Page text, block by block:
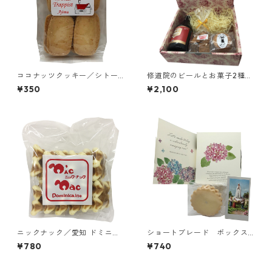
ココナッツクッキー／シトー
会 安心院（あじむ）トラピ
スチヌ修道院
¥350
修道院のビールとお菓子2種詰
め合わせセット／シメイレッ
ド、クッキーミックス、ガレ
¥2,100
ニックナック／愛知 ドミニコ
会 聖ヨゼフ修道院
¥780
ショートブレード ボックス
（紫陽花）／聖血礼拝修道
会 聖ヨゼフ修道院
¥740